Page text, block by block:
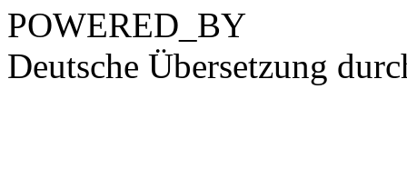
POWERED_BY
Deutsche Übersetzung